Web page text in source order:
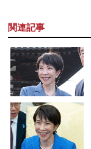
関連記事